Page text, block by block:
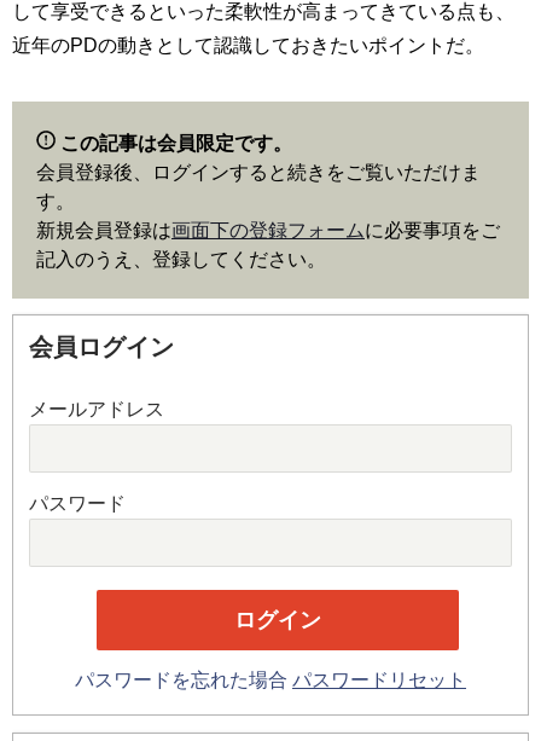
して享受できるといった柔軟性が高まってきている点も、
近年のPDの動きとして認識しておきたいポイントだ。
この記事は会員限定です。
会員登録後、ログインすると続きをご覧いただけま
す。
新規会員登録は画面下の登録フォームに必要事項をご
記入のうえ、登録してください。
会員ログイン
メールアドレス
パスワード
パスワードを忘れた場合 パスワードリセット